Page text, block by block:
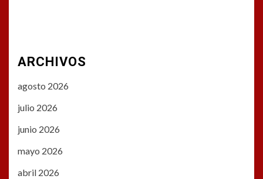
ARCHIVOS
agosto 2026
julio 2026
junio 2026
mayo 2026
abril 2026